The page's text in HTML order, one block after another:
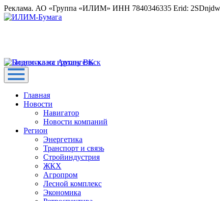
Реклама. АО «Группа «ИЛИМ» ИНН 7840346335 Erid:
Главная
Новости
Навигатор
Новости компаний
Регион
Энергетика
Транспорт и связь
Стройиндустрия
ЖКХ
Агропром
Лесной комплекс
Экономика